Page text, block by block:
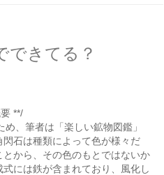
できてる？
**/
、筆者は「楽しい鉱物図鑑」
石は種類によって色が様々だ
から、その色のもとではないか
には鉄が含まれており、風化し